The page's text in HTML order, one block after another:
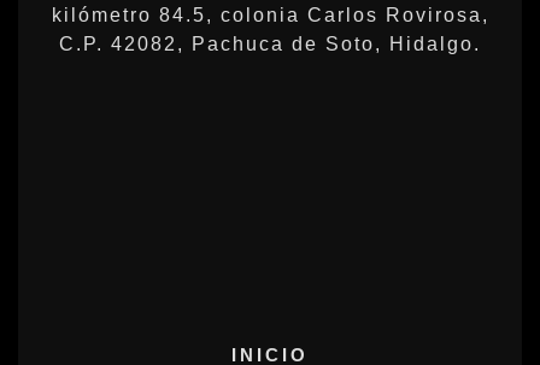
kilómetro 84.5, colonia Carlos Rovirosa,
C.P. 42082, Pachuca de Soto, Hidalgo.
INICIO